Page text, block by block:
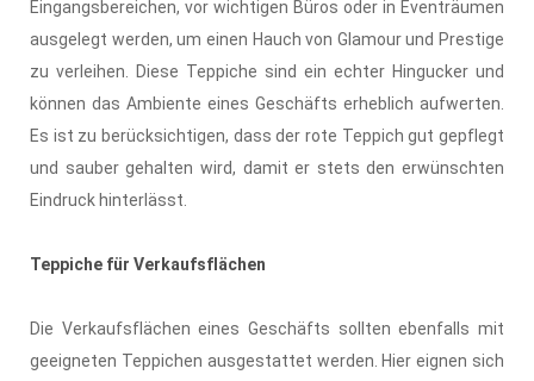
Eingangsbereichen, vor wichtigen Büros oder in Eventräumen
ausgelegt werden, um einen Hauch von Glamour und Prestige
zu verleihen. Diese Teppiche sind ein echter Hingucker und
können das Ambiente eines Geschäfts erheblich aufwerten.
Es ist zu berücksichtigen, dass der rote Teppich gut gepflegt
und sauber gehalten wird, damit er stets den erwünschten
Eindruck hinterlässt.
Teppiche für Verkaufsflächen
Die Verkaufsflächen eines Geschäfts sollten ebenfalls mit
geeigneten Teppichen ausgestattet werden. Hier eignen sich